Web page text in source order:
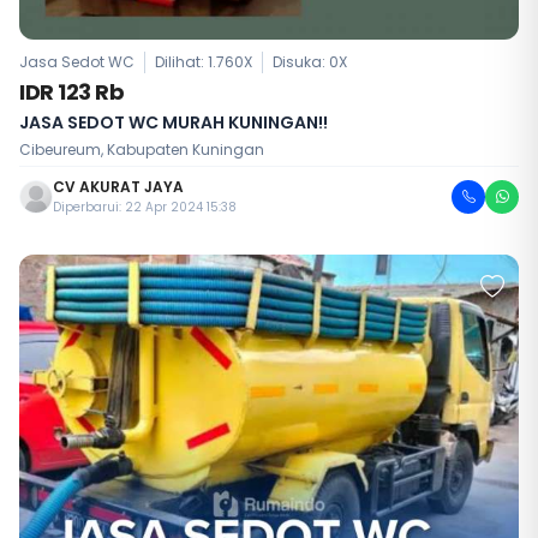
Jasa Sedot WC Dilihat: 1.760X Disuka: 0X
IDR 123 Rb
JASA SEDOT WC MURAH KUNINGAN!!
Cibeureum, Kabupaten Kuningan
CV AKURAT JAYA
Diperbarui: 22 Apr 2024 15:38